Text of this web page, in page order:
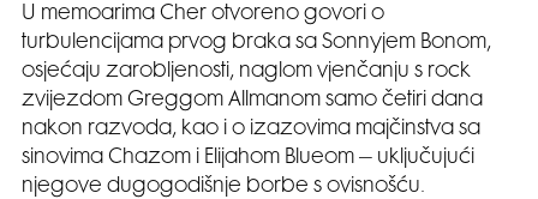
U memoarima Cher otvoreno govori o
turbulencijama prvog braka sa Sonnyjem Bonom,
osjećaju zarobljenosti, naglom vjenčanju s rock
zvijezdom Greggom Allmanom samo četiri dana
nakon razvoda, kao i o izazovima majčinstva sa
sinovima Chazom i Elijahom Blueom – uključujući
njegove dugogodišnje borbe s ovisnošću.